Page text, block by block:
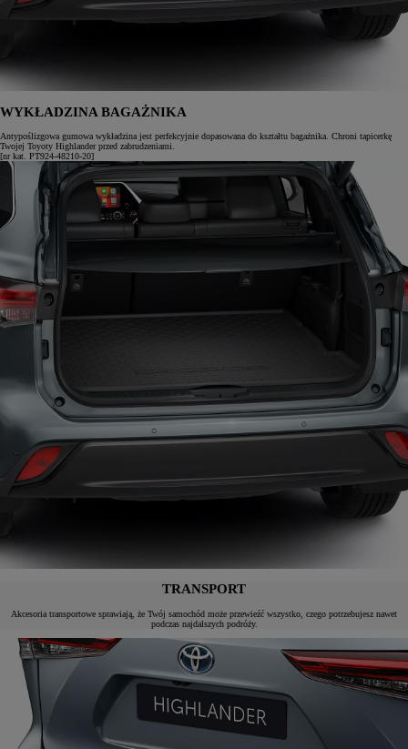
WYKŁADZINA BAGAŻNIKA
Antypoślizgowa gumowa wykładzina jest perfekcyjnie dopasowana do kształtu bagażnika. Chroni tapicerkę
Twojej Toyoty Highlander przed zabrudzeniami.
[nr kat. PT924-48210-20]
TRANSPORT
Akcesoria transportowe sprawiają, że Twój samochód może przewieźć wszystko, czego potrzebujesz nawet
podczas najdalszych podróży.